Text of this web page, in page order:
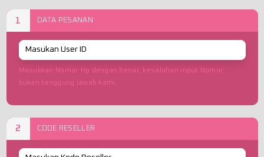
1 DATA PESANAN
Masukkan Nomor Hp dengan benar, kesalahan input Nomor
bukan tanggung jawab kami.
2 CODE RESELLER